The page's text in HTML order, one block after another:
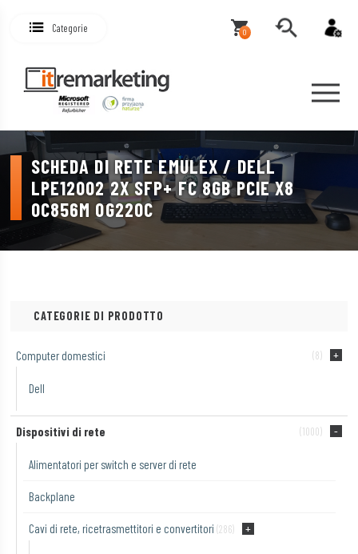
Categorie 0
SCHEDA DI RETE EMULEX / DELL
LPE12002 2X SFP+ FC 8GB PCIE X8
0C856M 0G220C
CATEGORIE DI PRODOTTO
Computer domestici (8)
Dell
Dispositivi di rete (1000)
Alimentatori per switch e server di rete
Backplane
Cavi di rete, ricetrasmettitori e convertitori (286)